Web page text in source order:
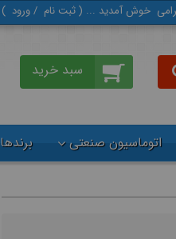
خوش آمدید ... (ثبت‌ نام /ورود )
اتوماسیون صنعتی برندها